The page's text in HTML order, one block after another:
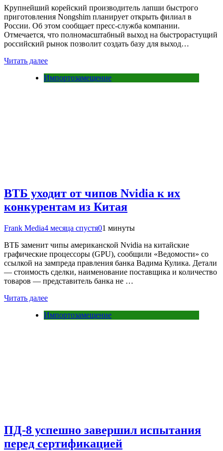
Крупнейший корейский производитель лапши быстрого
приготовления Nongshim планирует открыть филиал в
России. Об этом сообщает пресс-служба компании.
Отмечается, что полномасштабный выход на быстрорастущий
российский рынок позволит создать базу для выход…
Читать далее
Импортозамещение
ВТБ уходит от чипов Nvidia к их
конкурентам из Китая
Frank Media4 месяца спустя01 минуты
ВТБ заменит чипы американской Nvidia на китайские
графические процессоры (GPU), сообщили «Ведомости» со
ссылкой на зампреда правления банка Вадима Кулика. Детали
— стоимость сделки, наименование поставщика и количество
товаров — представитель банка не …
Читать далее
Импортозамещение
ПД-8 успешно завершил испытания
перед сертификацией